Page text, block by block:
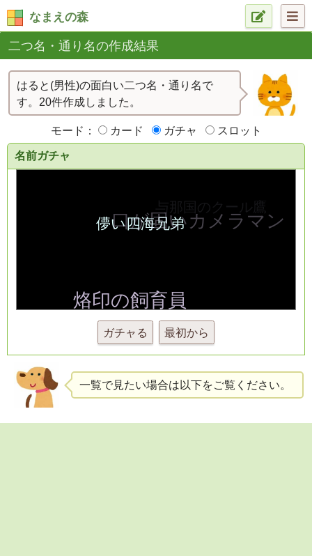
なまえの森
二つ名・通り名の作成結果
はると(男性)の面白い二つ名・通り名で
す。20件作成しました。
モード： カード ガチャ スロット
名前ガチャ
ガチャる 最初から
一覧で見たい場合は以下をご覧ください。